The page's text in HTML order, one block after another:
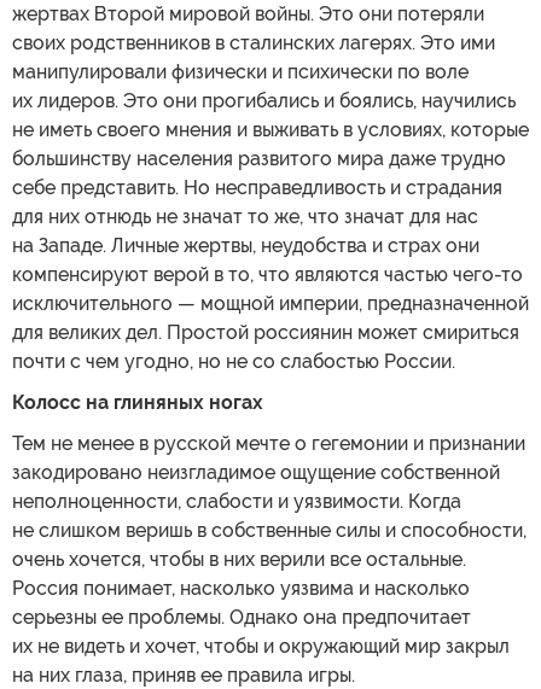
жертвах Второй мировой войны. Это они потеряли
своих родственников в сталинских лагерях. Это ими
манипулировали физически и психически по воле
их лидеров. Это они прогибались и боялись, научились
не иметь своего мнения и выживать в условиях, которые
большинству населения развитого мира даже трудно
себе представить. Но несправедливость и страдания
для них отнюдь не значат то же, что значат для нас
на Западе. Личные жертвы, неудобства и страх они
компенсируют верой в то, что являются частью чего-то
исключительного — мощной империи, предназначенной
для великих дел. Простой россиянин может смириться
почти с чем угодно, но не со слабостью России.
Колосс на глиняных ногах
Тем не менее в русской мечте о гегемонии и признании
закодировано неизгладимое ощущение собственной
неполноценности, слабости и уязвимости. Когда
не слишком веришь в собственные силы и способности,
очень хочется, чтобы в них верили все остальные.
Россия понимает, насколько уязвима и насколько
серьезны ее проблемы. Однако она предпочитает
их не видеть и хочет, чтобы и окружающий мир закрыл
на них глаза, приняв ее правила игры.